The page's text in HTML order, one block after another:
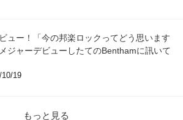
ュー！「今の邦楽ロックってどう思います
ジャーデビューしたてのBenthamに訊いて
10/19
もっと見る